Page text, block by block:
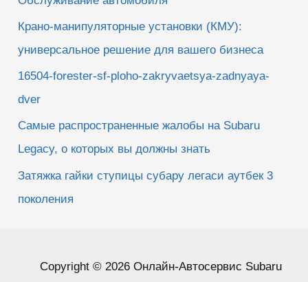
Крано-манипуляторные установки (КМУ):
универсальное решение для вашего бизнеса
16504-forester-sf-ploho-zakryvaetsya-zadnyaya-
dver
Самые распространенные жалобы на Subaru
Legacy, о которых вы должны знать
Затяжка гайки ступицы субару легаси аутбек 3
поколения
Copyright © 2026 Онлайн-Автосервис Subaru